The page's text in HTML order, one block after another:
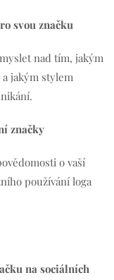
svou značku
nad tím, jakým
jakým stylem
značky
o vaší
používání loga
na sociálních